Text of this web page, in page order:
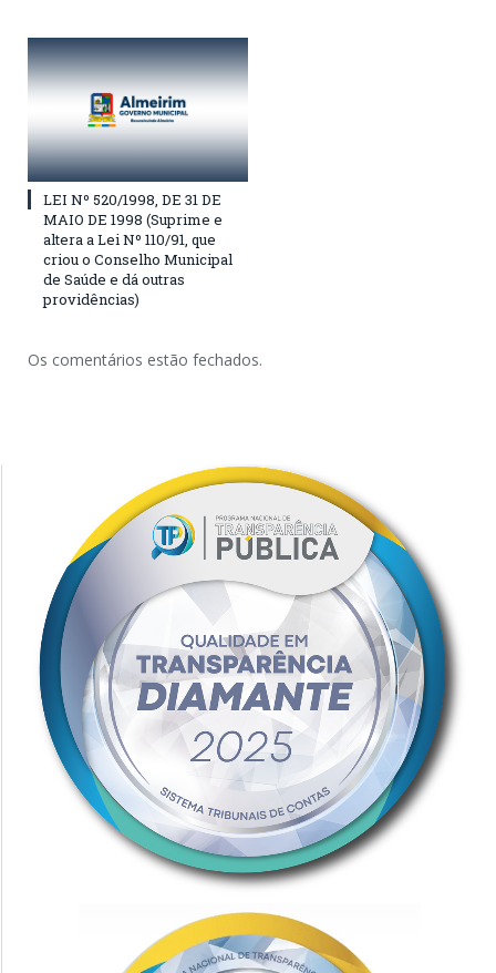
LEI Nº 520/1998, DE 31 DE
MAIO DE 1998 (Suprime e
altera a Lei Nº 110/91, que
criou o Conselho Municipal
de Saúde e dá outras
providências)
Os comentários estão fechados.